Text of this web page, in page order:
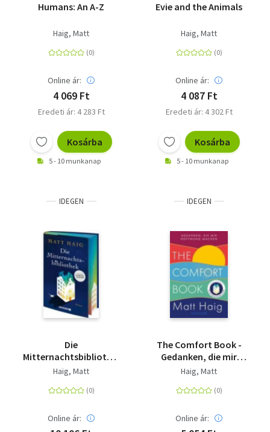
Humans: An A-Z
Haig, Matt
Online ár:
4 069 Ft
Eredeti ár: 4 283 Ft
Kosárba
5 - 10 munkanap
Evie and the Animals
Haig, Matt
Online ár:
4 087 Ft
Eredeti ár: 4 302 Ft
Kosárba
5 - 10 munkanap
IDEGEN
Die
Mitternachtsbibliothek
- Schmuckausgabe.
Bestseller als exklusive
Farbschnitt
Haig, Matt
Online ár:
IDEGEN
The Comfort Book -
Gedanken, die mir
Hoffnung machen -
Vom Autor des
Mitternachtsbibliothek
Haig, Matt
Online ár: